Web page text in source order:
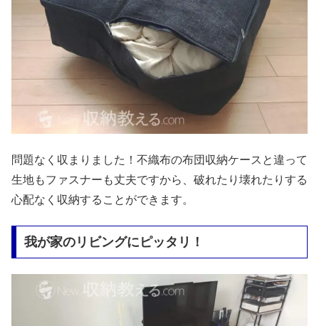
問題なく収まりました！不織布の布団収納ケースと違って
生地もファスナーも丈夫ですから、破れたり壊れたりする
心配なく収納することができます。
我が家のリビングにピッタリ！